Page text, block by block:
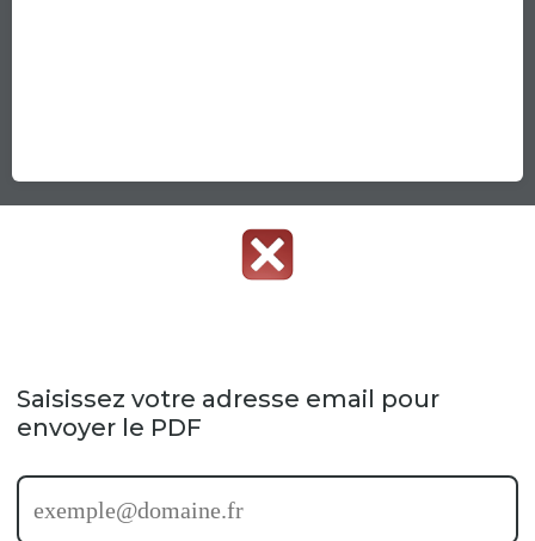
Saisissez votre adresse email pour
envoyer le PDF